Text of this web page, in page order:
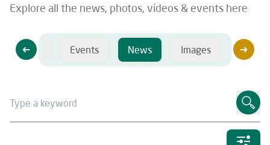
Explore all the news, photos, videos & events here
Videos Events News Images Videos